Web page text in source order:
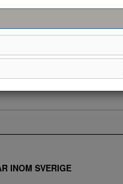
INOM SVERIGE